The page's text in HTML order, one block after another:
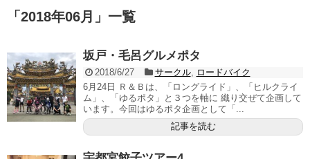
「 2018年06月 」 一覧
坂戸・毛呂グルメポタ
2018/6/27 サークル,
ロードバイク
6月24日 Ｒ＆Ｂは、「ロングライド」、「ヒルクライ
ム」、「ゆるポタ」と３つを軸に 織り交ぜて企画して
います。今回はゆるポタ企画として「...
記事を読む